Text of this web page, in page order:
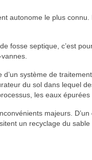
autonome le plus
fosse septique, c’est
système de
du sol dans lequel
les eaux
majeurs.
un recyclage du